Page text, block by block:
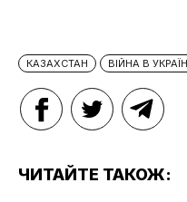
КАЗАХСТАН ВІЙНА В
ЧИТАЙТЕ ТАКОЖ: